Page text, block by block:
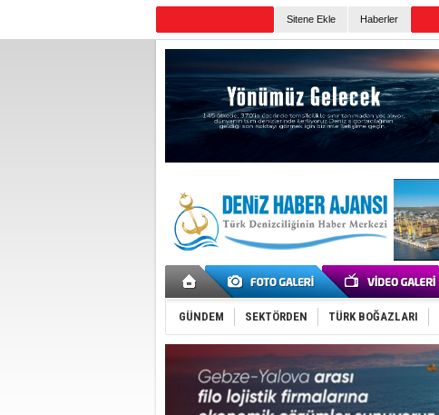
Sitene Ekle Haberler
GÜNDEM SEKTÖRDEN TÜRK BOĞAZLARI